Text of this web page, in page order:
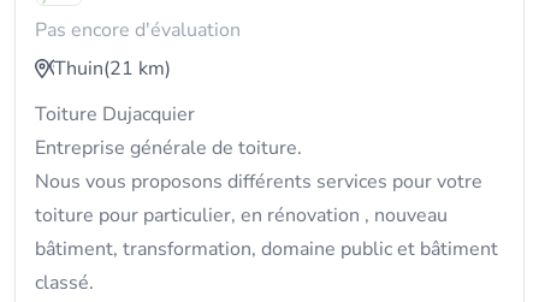
Pas encore d'évaluation
Thuin(21 km)
Toiture Dujacquier
Entreprise générale de toiture.
Nous vous proposons différents services pour votre
toiture pour particulier, en rénovation , nouveau
bâtiment, transformation, domaine public et bâtiment
classé.